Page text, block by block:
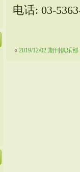
电话: 03-
« 2019/12/02 期刊俱乐部